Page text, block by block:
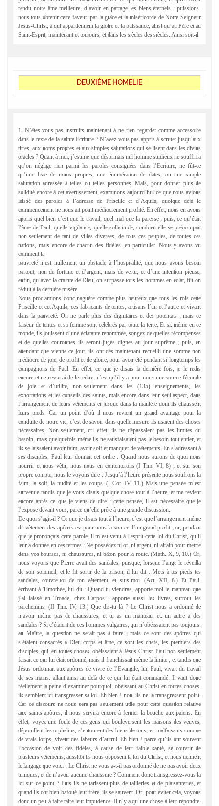
rendu notre âme meilleure, d’avoir en partage les biens éternels : puissions-
nous tous obtenir cette faveur, par la grâce et la miséricorde de Notre-Seigneur
Jésus-Christ, à qui appartiennent la gloire et la puissance, ainsi qu’au Père et au
Saint-Esprit, maintenant et toujours, et dans les siècles des siècles. Ainsi soit-il.
DEUXIÈME HOMÉLIE
1. N’êtes-vous pas instruits maintenant à ne rien regarder comme accessoire
dans le texte de la sainte Ecriture ? N’avez-vous pas appris à scruter jusqu’aux
titres, aux noms propres et aux simples salutations qui se lisent dans les divins
oracles ? Quant à moi, j’estime que désormais nul homme studieux ne souffrira
qu’on néglige rien parmi les paroles consignées dans l’Ecriture, ne fût-ce
qu’une liste de noms propres, une énumération de dates, ou une simple
salutation adressée à telles ou telles personnes. Mais, pour donner plus de
solidité encore à cet avertissement, examinons aujourd’hui ce que nous avions
laissé des paroles à l’adresse de Priscille et d’Aquila, quoique déjà le
commencement ne nous ait point médiocrement profité. En effet, nous en avons
appris quel bien c’est que le travail, quel mal que la paresse ; puis, ce qu’était
l’âme de Paul, quelle vigilance, quelle sollicitude, combien elle se préoccupait
non-seulement de tant de villes diverses, de tous ces peuples, de toutes ces
nations, mais encore de chacun des fidèles ,en particulier. Nous y avons vu
comment la
pauvreté n’est nullement un obstacle à l’hospitalité, que nous avons besoin
partout, non de fortune et d’argent, mais de vertu, et d’une intention pieuse,
enfin, qu’avec la crainte de Dieu, on surpasse tous les hommes en éclat, fût-on
réduit à la dernière misère.
Nous proclamions donc naguère comme plus heureux que tous les rois cette
Priscille et cet Aquila, ces fabricants de tentes, artisans l’un et l’autre et vivant
dans la pauvreté. On ne parle plus des dignitaires et des potentats ; mais ce
faiseur de tentes et sa femme sont célébrés par toute la terre. Et si, même en ce
monde, ils jouissent d’une éclatante renommée, songez de quelles récompenses
et de quelles couronnes ils seront jugés dignes au jour suprême ; puis, en
attendant que vienne ce jour, ils ont dès maintenant recueilli une somme non
médiocre de joie, de profit et de gloire, pour avoir été pendant si longtemps les
compagnons de Paul. En effet, ce que je disais la dernière fois, je le redis
encore et ne cesserai de le redire, c’est qu’il y a pour nous une source féconde
de joie et d’utilité, non-seulement dans les (135) enseignements, les
exhortations et les conseils des saints, mais encore dans leur seul aspect, dans
l’arrangement de leurs vêtements et jusque dans la manière dont ils chaussent
leurs pieds. Car un point d’où il nous revient un grand avantage pour la
conduite de notre vie, c’est de savoir dans quelle mesure ils usaient des choses
nécessaires. Non-seulement, cri effet, ils ne dépassaient pas les limites du
besoin, mais quelquefois même ils ne satisfaisaient pas le besoin tout entier, et
ils se laissaient avoir faim, avoir soif et manquer de vêtements. En s’adressant à
ses disciples, Paul leur donnait cet ordre : Quand nous aurons de quoi nous
nourrir et nous vêtir, nous nous en contenterons (I Tim. VI, 8) ; et sur son
propre compte, nous le voyons dire : Jusqu’à l’heure présente nous soufrons la
faim, la soif, la nudité et les coups. (I Cor. IV, 11.) Mais une pensée m’est
survenue tandis que je vous disais quelque chose tout à l’heure, et me revient
encore après ce que je viens de dire : cette pensée, il est nécessaire que je
l’expose devant vous, parce qu’elle prête à une grande discussion.
De quoi s’agit-il ? Ce que je disais tout à l’heure, c’est que l’arrangement même
du vêtement des apôtres est pour nous la source d’un grand profit ; or, pendant
que je prononçais cette parole, il m’est venu à l’esprit cette loi du Christ, qu’il
leur a donnée en ces termes : Ne possédez ni or, ni argent, ni airain pour mettre
dans vos bourses, ni chaussures, ni bâton pour la route. (Math. X, 9, 10.) Or,
nous voyons que Pierre avait des sandales, puisque, lorsque l’ange le réveilla
de son sommeil, et le fit sortir de la prison, il lui dit : Mets à tes pieds tes
sandales, couvre-toi de ton vêtement, et suis-moi. (Act. XII, 8.) Et Paul,
écrivant à Timothée, lui dit : Quand tu viendras, apporte-moi le manteau que
j’ai laissé en Troade, chez Carpos ; apporte aussi les livres, surtout les
parchemins. (II Tim. IV, 13.) Que dis-tu là ? Le Christ nous a ordonné de
n’avoir même pas de chaussures, et tu as un manteau, et. un autre a des
sandales ? Si c’étaient de ces hommes vulgaires, qui n’obéissaient pas toujours.
au Maître, la question ne serait pas à faire ; mais ce sont des apôtres qui
s’étaient consacrés à Dieu corps et âme, ce sont les chefs, les premiers des
disciples, qui, en toutes choses, obéissaient à Jésus-Christ. Paul non-seulement
faisait ce qui lui était ordonné, mais il franchissait même la limite ; et tandis que
Jésus ordonnait aux apôtres de vivre de l’Evangile, lui, Paul, vivait du travail
de ses mains, allant ainsi au delà de ce qui lui était commandé. Il vaut donc
réellement la peine d’examiner pourquoi, obéissant au Christ en toutes choses,
ils semblent ici transgresser sa loi. Eh bien ! non, ils ne la transgressent point.
Car ce discours ne nous sera pas seulement utile pour cette question relative
aux saints apôtres, il nous servira encore à fermer la bouche aux païens. En
effet, voyez une foule de ces gens qui bouleversent les maisons des veuves,
dépouillent les orphelins, s’entourent des biens de tous, et, malfaisants comme
de vrais loups, vivent des labeurs d’autrui. Eh bien ! parce qu’ils ont souvent
l’occasion de voir des fidèles, à cause de leur faible santé, se couvrir de
plusieurs vêtements, aussitôt ils nous opposent la loi du Christ, et nous tiennent
le langage que voici : Le Christ ne vous a-t-il pas ordonné de ne pas avoir deux
tuniques, et de n’avoir aucune chaussure ? Comment donc transgressez-vous la
loi sur ce point ? Puis ils ne tarissent plus de railleries et de plaisanteries, et
quand ils ont bien bafoué leur frère, ils se sauvent. Or, pour éviter cela, voyons
donc un peu à faire taire leur impudence. Il n’y a qu’une chose à leur répondre.